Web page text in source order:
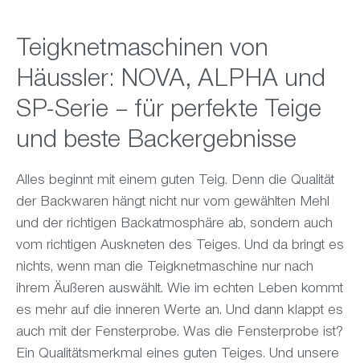
Teigknetmaschinen von
Häussler: NOVA, ALPHA und
SP-Serie – für perfekte Teige
und beste Backergebnisse
Alles beginnt mit einem guten Teig. Denn die Qualität
der Backwaren hängt nicht nur vom gewählten Mehl
und der richtigen Backatmosphäre ab, sondern auch
vom richtigen Auskneten des Teiges. Und da bringt es
nichts, wenn man die Teigknetmaschine nur nach
ihrem Äußeren auswählt. Wie im echten Leben kommt
es mehr auf die inneren Werte an. Und dann klappt es
auch mit der Fensterprobe. Was die Fensterprobe ist?
Ein Qualitätsmerkmal eines guten Teiges. Und unsere